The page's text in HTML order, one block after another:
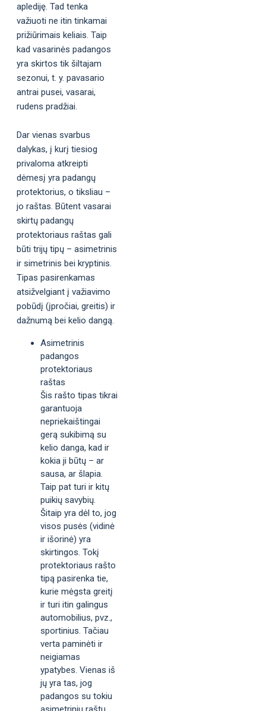
aplediję. Tad tenka
važiuoti ne itin tinkamai
prižiūrimais keliais. Taip
kad vasarinės padangos
yra skirtos tik šiltajam
sezonui, t. y. pavasario
antrai pusei, vasarai,
rudens pradžiai.
Dar vienas svarbus
dalykas, į kurį tiesiog
privaloma atkreipti
dėmesį yra padangų
protektorius, o tiksliau –
jo raštas. Būtent vasarai
skirtų padangų
protektoriaus raštas gali
būti trijų tipų – asimetrinis
ir simetrinis bei kryptinis.
Tipas pasirenkamas
atsižvelgiant į važiavimo
pobūdį (įpročiai, greitis) ir
dažnumą bei kelio dangą.
Asimetrinis
padangos
protektoriaus
raštas
Šis rašto tipas tikrai
garantuoja
nepriekaištingai
gerą sukibimą su
kelio danga, kad ir
kokia ji būtų – ar
sausa, ar šlapia.
Taip pat turi ir kitų
puikių savybių.
Šitaip yra dėl to, jog
visos pusės (vidinė
ir išorinė) yra
skirtingos. Tokį
protektoriaus rašto
tipą pasirenka tie,
kurie mėgsta greitį
ir turi itin galingus
automobilius, pvz.,
sportinius. Tačiau
verta paminėti ir
neigiamas
ypatybes. Vienas iš
jų yra tas, jog
padangos su tokiu